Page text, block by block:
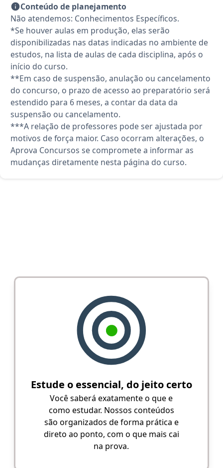
Conteúdo de planejamento
Não atendemos: Conhecimentos Específicos.
*Se houver aulas em produção, elas serão
disponibilizadas nas datas indicadas no ambiente de
estudos, na lista de aulas de cada disciplina, após o
início do curso.
**Em caso de suspensão, anulação ou cancelamento
do concurso, o prazo de acesso ao preparatório será
estendido para 6 meses, a contar da data da
suspensão ou cancelamento.
***A relação de professores pode ser ajustada por
motivos de força maior. Caso ocorram alterações, o
Aprova Concursos se compromete a informar as
mudanças diretamente nesta página do curso.
Estude o essencial, do jeito certo
Você saberá exatamente o que e
como estudar. Nossos conteúdos
são organizados de forma prática e
direto ao ponto, com o que mais cai
na prova.